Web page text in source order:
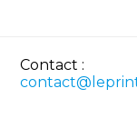
Contact :